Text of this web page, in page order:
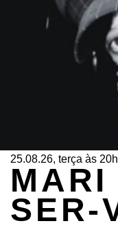
25.08.26, terça às 20h
MARI
SER-